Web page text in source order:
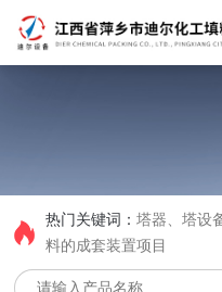
热门关键词：塔器、塔设
料的成套装置项目